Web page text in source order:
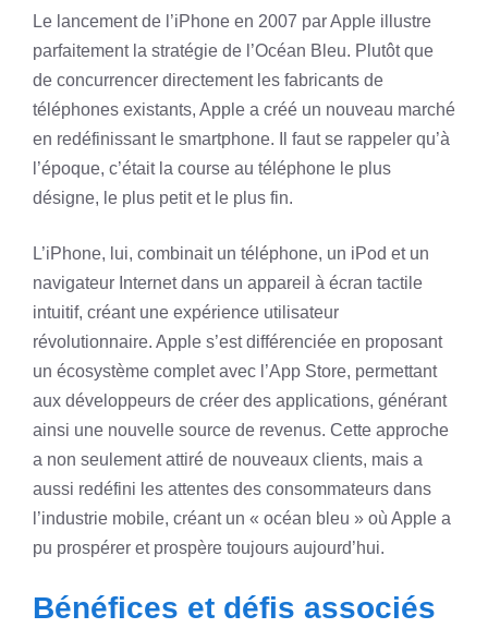
Le lancement de l’iPhone en 2007 par Apple illustre
parfaitement la stratégie de l’Océan Bleu. Plutôt que
de concurrencer directement les fabricants de
téléphones existants, Apple a créé un nouveau marché
en redéfinissant le smartphone. Il faut se rappeler qu’à
l’époque, c’était la course au téléphone le plus
désigne, le plus petit et le plus fin.
L’iPhone, lui, combinait un téléphone, un iPod et un
navigateur Internet dans un appareil à écran tactile
intuitif, créant une expérience utilisateur
révolutionnaire. Apple s’est différenciée en proposant
un écosystème complet avec l’App Store, permettant
aux développeurs de créer des applications, générant
ainsi une nouvelle source de revenus. Cette approche
a non seulement attiré de nouveaux clients, mais a
aussi redéfini les attentes des consommateurs dans
l’industrie mobile, créant un « océan bleu » où Apple a
pu prospérer et prospère toujours aujourd’hui.
Bénéfices et défis associés